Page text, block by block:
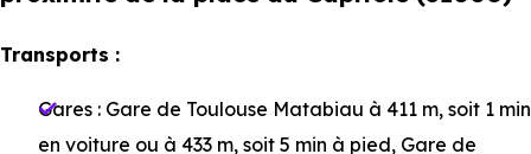
Transports :
Gares : Gare de Toulouse Matabiau à 411 m, soit 1 min
en voiture ou à 433 m, soit 5 min à pied, Gare de